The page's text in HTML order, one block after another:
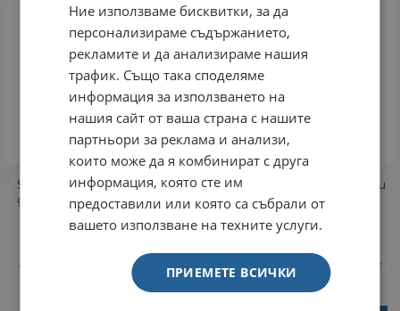
Savic Giant tube тунел за
дребни животни, 11х11х31
см
13.29 25.99 ЛВ.
Savic Relax хамак за малки
животни
Брой
10.53€ 20.59 ЛВ.
Ние използваме бисквитки, за да
персонализираме съдържанието,
рекламите и да анализираме нашия
трафик. Също така споделяме
информация за използването на
нашия сайт от ваша страна с нашите
партньори за реклама и анализи,
които може да я комбинират с друга
информация, която сте им
предоставили или която са събрали от
вашето използване на техните услуги.
ПРИЕМЕТЕ ВСИЧКИ